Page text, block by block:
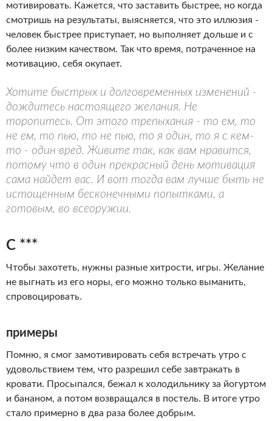
мотивировать. Кажется, что заставить быстрее, но когда
смотришь на результаты, выясняется, что это иллюзия -
человек быстрее приступает, но выполняет дольше и с
более низким качеством. Так что время, потраченное на
мотивацию, себя окупает.
Хотите быстрых и долговременных изменений -
дождитесь настоящего желания. Не
торопитесь. От этого трепыхания - то ем, то
не ем, то пью, то не пью, то я один, то я с кем-
то - один вред. Живите так, как вам нравится,
потому что в один прекрасный день мотивация
сама найдет вас. И вот тогда вам лучше быть не
истощенным бесконечными попытками, а
готовым, во всеоружии.
C ***
Чтобы захотеть, нужны разные хитрости, игры. Желание
не выгнать из его норы, его можно только выманить,
спровоцировать.
примеры
Помню, я смог замотивировать себя встречать утро с
удовольствием тем, что разрешил себе завтракать в
кровати. Просыпался, бежал к холодильнику за йогуртом
и бананом, а потом возвращался в постель. В итоге утро
стало примерно в два раза более добрым.